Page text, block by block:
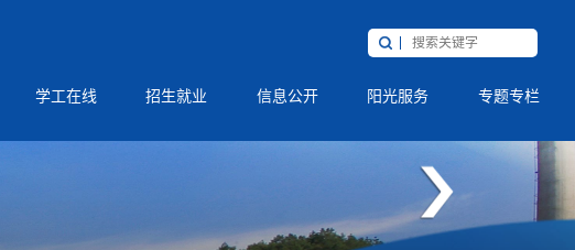
学工在线 招生就业 信息公开 阳光服务 专题专栏